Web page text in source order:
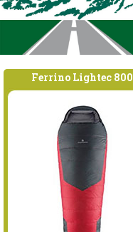
Ferrino Lightec 800